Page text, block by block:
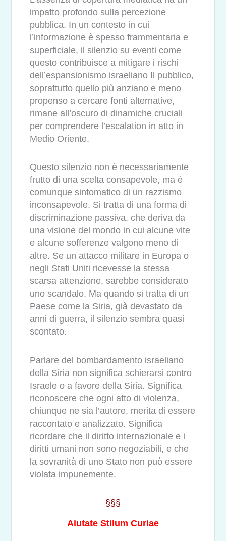
impatto profondo sulla percezione
pubblica. In un contesto in cui
l’informazione è spesso frammentaria e
superficiale, il silenzio su eventi come
questo contribuisce a mitigare i rischi
dell’espansionismo israeliano Il pubblico,
soprattutto quello più anziano e meno
propenso a cercare fonti alternative,
rimane all’oscuro di dinamiche cruciali
per comprendere l’escalation in atto in
Medio Oriente.
Questo silenzio non è necessariamente
frutto di una scelta consapevole, ma è
comunque sintomatico di un razzismo
inconsapevole. Si tratta di una forma di
discriminazione passiva, che deriva da
una visione del mondo in cui alcune vite
e alcune sofferenze valgono meno di
altre. Se un attacco militare in Europa o
negli Stati Uniti ricevesse la stessa
scarsa attenzione, sarebbe considerato
uno scandalo. Ma quando si tratta di un
Paese come la Siria, già devastato da
anni di guerra, il silenzio sembra quasi
scontato.
Parlare del bombardamento israeliano
della Siria non significa schierarsi contro
Israele o a favore della Siria. Significa
riconoscere che ogni atto di violenza,
chiunque ne sia l’autore, merita di essere
raccontato e analizzato. Significa
ricordare che il diritto internazionale e i
diritti umani non sono negoziabili, e che
la sovranità di uno Stato non può essere
violata impunemente.
§§§
Aiutate Stilum Curiae